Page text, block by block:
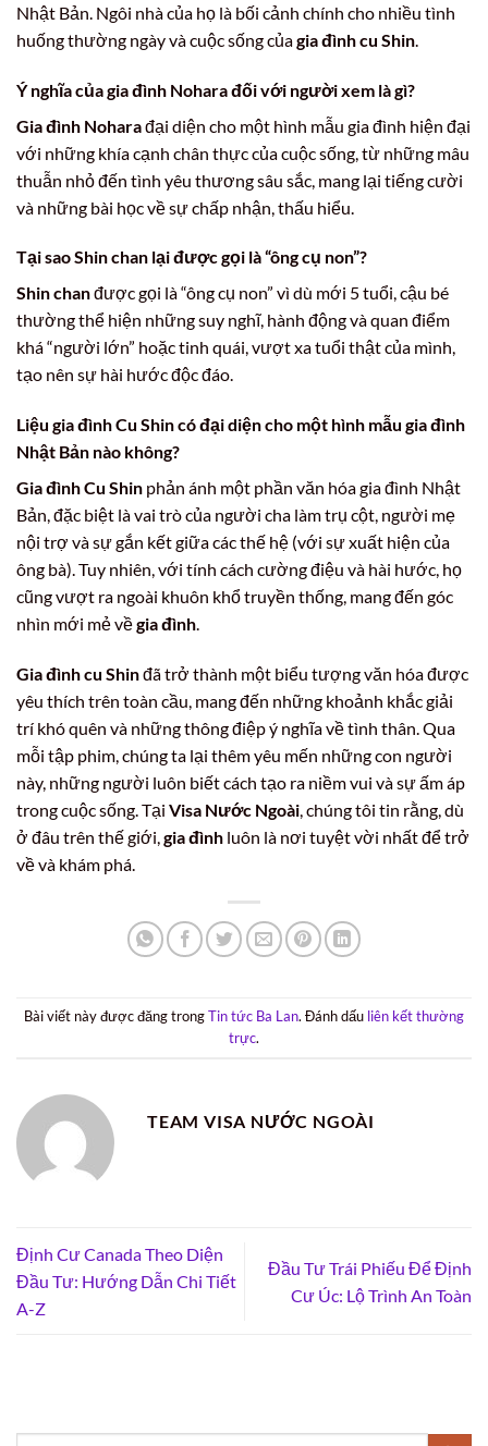
Nhật Bản. Ngôi nhà của họ là bối cảnh chính cho nhiều tình
huống thường ngày và cuộc sống củagia đình cu Shin.
Ý nghĩa củagia đình Noharađối với người xem là gì?
Gia đình Noharađại diện cho một hình mẫu gia đình hiện đại
với những khía cạnh chân thực của cuộc sống, từ những mâu
thuẫn nhỏ đến tình yêu thương sâu sắc, mang lại tiếng cười
và những bài học về sự chấp nhận, thấu hiểu.
Tại sao Shin chan lại được gọi là “ông cụ non”?
Shin chanđược gọi là “ông cụ non” vì dù mới 5 tuổi, cậu bé
thường thể hiện những suy nghĩ, hành động và quan điểm
khá “người lớn” hoặc tinh quái, vượt xa tuổi thật của mình,
tạo nên sự hài hước độc đáo.
Liệu gia đình Cu Shincó đại diện cho một hình mẫu gia đình
Nhật Bản nào không?
Gia đình Cu Shin phản ánh một phần văn hóa gia đình Nhật
Bản, đặc biệt là vai trò của người cha làm trụ cột, người mẹ
nội trợ và sự gắn kết giữa các thế hệ (với sự xuất hiện của
ông bà). Tuy nhiên, với tính cách cường điệu và hài hước, họ
cũng vượt ra ngoài khuôn khổ truyền thống, mang đến góc
nhìn mới mẻ vềgia đình.
Gia đình cu Shinđã trở thành một biểu tượng văn hóa được
yêu thích trên toàn cầu, mang đến những khoảnh khắc giải
trí khó quên và những thông điệp ý nghĩa về tình thân. Qua
mỗi tập phim, chúng ta lại thêm yêu mến những con người
này, những người luôn biết cách tạo ra niềm vui và sự ấm áp
trong cuộc sống. Tại Visa Nước Ngoài, chúng tôi tin rằng, dù
ở đâu trên thế giới,gia đình luôn là nơi tuyệt vời nhất để trở
về và khám phá.
Bài viết này được đăng trongTin tức Ba Lan. Đánh dấu liên kết thường
trực.
TEAM VISA NƯỚC NGOÀI
Định Cư Canada Theo Diện
Đầu Tư: Hướng Dẫn Chi Tiết
A-Z
Đầu Tư Trái Phiếu Để Định
Cư Úc: Lộ Trình An Toàn